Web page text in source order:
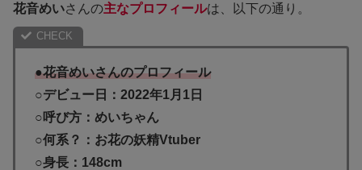
花音めいさんの主なプロフィールは、以下の通り。
●花音めいさんのプロフィール
○デビュー日：2022年1月1日
○呼び方：めいちゃん
○何系？：お花の妖精Vtuber
○身長：148cm